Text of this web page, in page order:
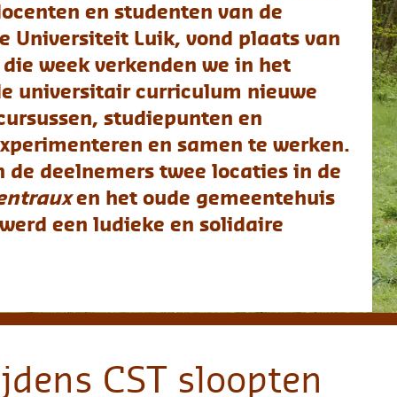
in de
-
de